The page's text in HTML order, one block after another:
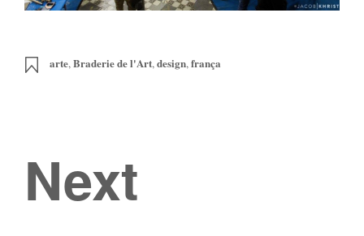
arte,Braderie de l'Art,design,frança
Next